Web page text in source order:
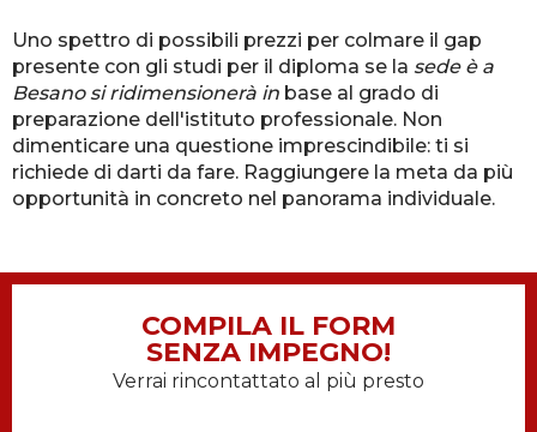
Uno spettro di possibili prezzi per colmare il gap
presente con gli studi per il diploma se la sede è a
Besano si ridimensionerà in base al grado di
preparazione dell'istituto professionale. Non
dimenticare una questione imprescindibile: ti si
richiede di darti da fare. Raggiungere la meta da più
opportunità in concreto nel panorama individuale.
COMPILA IL FORM
SENZA IMPEGNO!
Verrai rincontattato al più presto